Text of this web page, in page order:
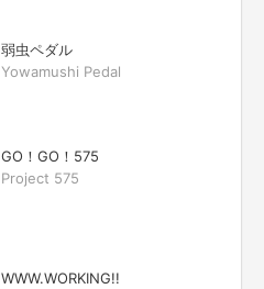
弱虫ペダル
Yowamushi Pedal
GO！GO！575
Project 575
WWW.WORKING!!